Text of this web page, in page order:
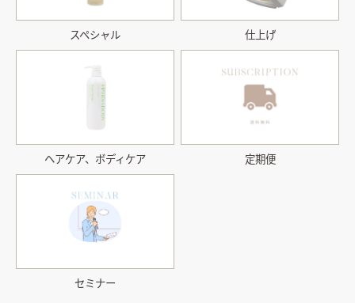
スペシャル 仕上げ
ヘアケア、ボディケア 定期便
セミナー